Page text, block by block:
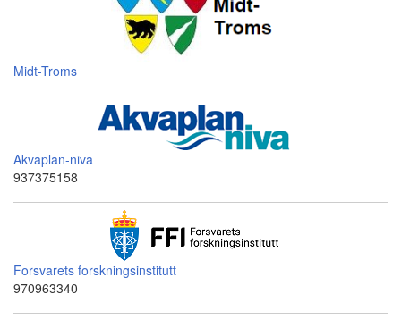
Midt-Troms
Akvaplan-niva
937375158
Forsvarets forskningsinstitutt
970963340